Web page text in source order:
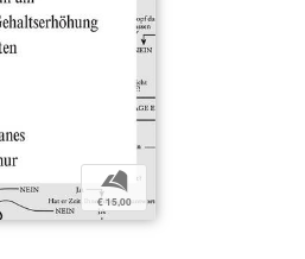
b
€ 15,00